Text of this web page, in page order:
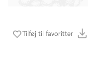
Tilføj til favoritter